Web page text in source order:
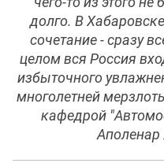
долго. В
сочетание - сразу
целом вся Россия
избыточного
многолетней
кафедрой
Аполенар